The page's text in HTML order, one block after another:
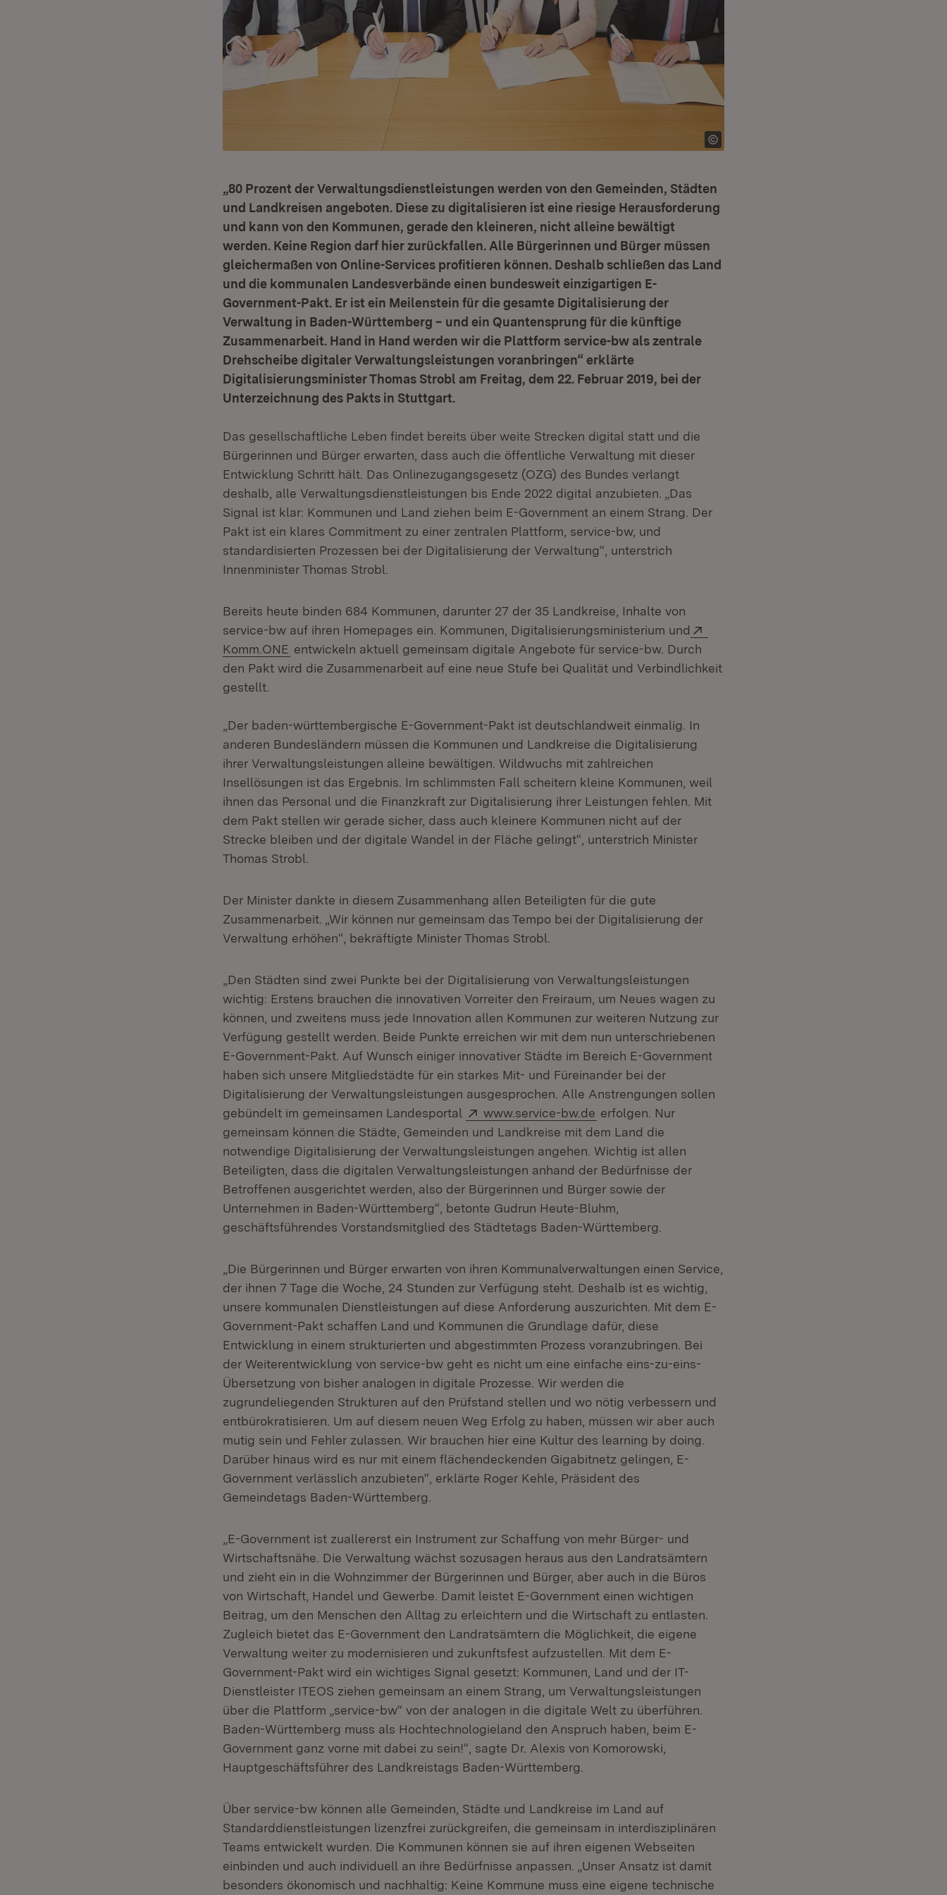
„80 Prozent der Verwaltungsdienstleistungen werden von den Gemeinden, Städten
und Landkreisen angeboten. Diese zu digitalisieren ist eine riesige Herausforderung
und kann von den Kommunen, gerade den kleineren, nicht alleine bewältigt
werden. Keine Region darf hier zurückfallen. Alle Bürgerinnen und Bürger müssen
gleichermaßen von Online-Services profitieren können. Deshalb schließen das Land
und die kommunalen Landesverbände einen bundesweit einzigartigen E-
Government-Pakt. Er ist ein Meilenstein für die gesamte Digitalisierung der
Verwaltung in Baden-Württemberg – und ein Quantensprung für die künftige
Zusammenarbeit. Hand in Hand werden wir die Plattform service-bw als zentrale
Drehscheibe digitaler Verwaltungsleistungen voranbringen“ erklärte
Digitalisierungsminister Thomas Strobl am Freitag, dem 22. Februar 2019, bei der
Unterzeichnung des Pakts in Stuttgart.
Das gesellschaftliche Leben findet bereits über weite Strecken digital statt und die
Bürgerinnen und Bürger erwarten, dass auch die öffentliche Verwaltung mit dieser
Entwicklung Schritt hält. Das Onlinezugangsgesetz (OZG) des Bundes verlangt
deshalb, alle Verwaltungsdienstleistungen bis Ende 2022 digital anzubieten. „Das
Signal ist klar: Kommunen und Land ziehen beim E-Government an einem Strang. Der
Pakt ist ein klares Commitment zu einer zentralen Plattform, service-bw, und
standardisierten Prozessen bei der Digitalisierung der Verwaltung“, unterstrich
Innenminister Thomas Strobl.
Bereits heute binden 684 Kommunen, darunter 27 der 35 Landkreise, Inhalte von
service-bw auf ihren Homepages ein. Kommunen, Digitalisierungsministerium und
Komm.ONE (Öffnet in neuem Fenster)
entwickeln aktuell gemeinsam digitale Angebote für service-bw. Durch
den Pakt wird die Zusammenarbeit auf eine neue Stufe bei Qualität und Verbindlichkeit
gestellt.
„Der baden-württembergische E-Government-Pakt ist deutschlandweit einmalig. In
anderen Bundesländern müssen die Kommunen und Landkreise die Digitalisierung
ihrer Verwaltungsleistungen alleine bewältigen. Wildwuchs mit zahlreichen
Insellösungen ist das Ergebnis. Im schlimmsten Fall scheitern kleine Kommunen, weil
ihnen das Personal und die Finanzkraft zur Digitalisierung ihrer Leistungen fehlen. Mit
dem Pakt stellen wir gerade sicher, dass auch kleinere Kommunen nicht auf der
Strecke bleiben und der digitale Wandel in der Fläche gelingt“, unterstrich Minister
Thomas Strobl.
Der Minister dankte in diesem Zusammenhang allen Beteiligten für die gute
Zusammenarbeit. „Wir können nur gemeinsam das Tempo bei der Digitalisierung der
Verwaltung erhöhen“, bekräftigte Minister Thomas Strobl.
„Den Städten sind zwei Punkte bei der Digitalisierung von Verwaltungsleistungen
wichtig: Erstens brauchen die innovativen Vorreiter den Freiraum, um Neues wagen zu
können, und zweitens muss jede Innovation allen Kommunen zur weiteren Nutzung zur
Verfügung gestellt werden. Beide Punkte erreichen wir mit dem nun unterschriebenen
E-Government-Pakt. Auf Wunsch einiger innovativer Städte im Bereich E-Government
haben sich unsere Mitgliedstädte für ein starkes Mit- und Füreinander bei der
Digitalisierung der Verwaltungsleistungen ausgesprochen. Alle Anstrengungen sollen
gebündelt im gemeinsamen Landesportal
Extern:
www.service-bw.de (Öffnet in neuem Fenster)
erfolgen. Nur
gemeinsam können die Städte, Gemeinden und Landkreise mit dem Land die
notwendige Digitalisierung der Verwaltungsleistungen angehen. Wichtig ist allen
Beteiligten, dass die digitalen Verwaltungsleistungen anhand der Bedürfnisse der
Betroffenen ausgerichtet werden, also der Bürgerinnen und Bürger sowie der
Unternehmen in Baden-Württemberg“, betonte Gudrun Heute-Bluhm,
geschäftsführendes Vorstandsmitglied des Städtetags Baden-Württemberg.
„Die Bürgerinnen und Bürger erwarten von ihren Kommunalverwaltungen einen Service,
der ihnen 7 Tage die Woche, 24 Stunden zur Verfügung steht. Deshalb ist es wichtig,
unsere kommunalen Dienstleistungen auf diese Anforderung auszurichten. Mit dem E-
Government-Pakt schaffen Land und Kommunen die Grundlage dafür, diese
Entwicklung in einem strukturierten und abgestimmten Prozess voranzubringen. Bei
der Weiterentwicklung von service-bw geht es nicht um eine einfache eins-zu-eins-
Übersetzung von bisher analogen in digitale Prozesse. Wir werden die
zugrundeliegenden Strukturen auf den Prüfstand stellen und wo nötig verbessern und
entbürokratisieren. Um auf diesem neuen Weg Erfolg zu haben, müssen wir aber auch
mutig sein und Fehler zulassen. Wir brauchen hier eine Kultur des learning by doing.
Darüber hinaus wird es nur mit einem flächendeckenden Gigabitnetz gelingen, E-
Government verlässlich anzubieten“, erklärte Roger Kehle, Präsident des
Gemeindetags Baden-Württemberg.
„E-Government ist zuallererst ein Instrument zur Schaffung von mehr Bürger- und
Wirtschaftsnähe. Die Verwaltung wächst sozusagen heraus aus den Landratsämtern
und zieht ein in die Wohnzimmer der Bürgerinnen und Bürger, aber auch in die Büros
von Wirtschaft, Handel und Gewerbe. Damit leistet E-Government einen wichtigen
Beitrag, um den Menschen den Alltag zu erleichtern und die Wirtschaft zu entlasten.
Zugleich bietet das E-Government den Landratsämtern die Möglichkeit, die eigene
Verwaltung weiter zu modernisieren und zukunftsfest aufzustellen. Mit dem E-
Government-Pakt wird ein wichtiges Signal gesetzt: Kommunen, Land und der IT-
Dienstleister ITEOS ziehen gemeinsam an einem Strang, um Verwaltungsleistungen
über die Plattform „service-bw“ von der analogen in die digitale Welt zu überführen.
Baden-Württemberg muss als Hochtechnologieland den Anspruch haben, beim E-
Government ganz vorne mit dabei zu sein!“, sagte Dr. Alexis von Komorowski,
Hauptgeschäftsführer des Landkreistags Baden-Württemberg.
Über service-bw können alle Gemeinden, Städte und Landkreise im Land auf
Standarddienstleistungen lizenzfrei zurückgreifen, die gemeinsam in interdisziplinären
Teams entwickelt wurden. Die Kommunen können sie auf ihren eigenen Webseiten
einbinden und auch individuell an ihre Bedürfnisse anpassen. „Unser Ansatz ist damit
besonders ökonomisch und nachhaltig: Keine Kommune muss eine eigene technische